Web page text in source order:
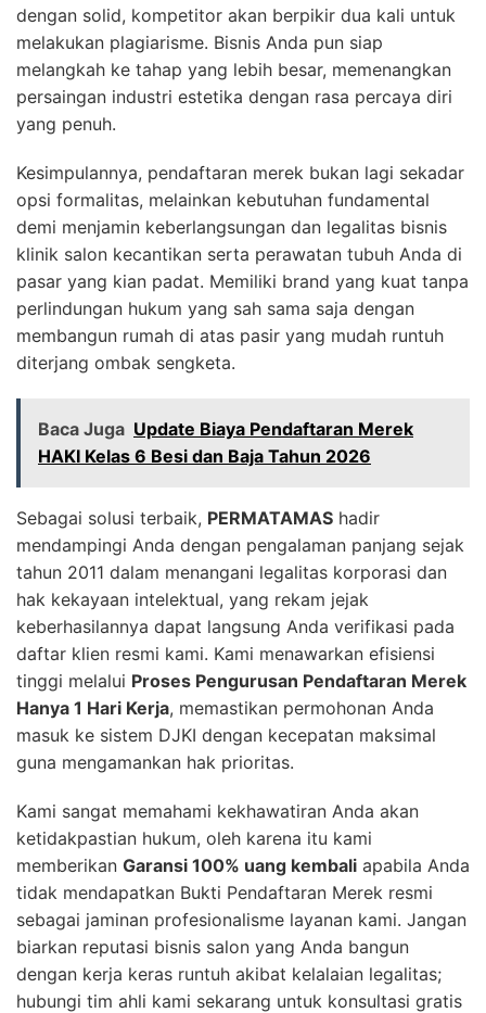
dengan solid, kompetitor akan berpikir dua kali untuk
melakukan plagiarisme. Bisnis Anda pun siap
melangkah ke tahap yang lebih besar, memenangkan
persaingan industri estetika dengan rasa percaya diri
yang penuh.
Kesimpulannya, pendaftaran merek bukan lagi sekadar
opsi formalitas, melainkan kebutuhan fundamental
demi menjamin keberlangsungan dan legalitas bisnis
klinik salon kecantikan serta perawatan tubuh Anda di
pasar yang kian padat. Memiliki brand yang kuat tanpa
perlindungan hukum yang sah sama saja dengan
membangun rumah di atas pasir yang mudah runtuh
diterjang ombak sengketa.
Baca Juga Update Biaya Pendaftaran Merek
HAKI Kelas 6 Besi dan Baja Tahun 2026
Sebagai solusi terbaik, PERMATAMAS hadir
mendampingi Anda dengan pengalaman panjang sejak
tahun 2011 dalam menangani legalitas korporasi dan
hak kekayaan intelektual, yang rekam jejak
keberhasilannya dapat langsung Anda verifikasi pada
daftar klien resmi kami. Kami menawarkan efisiensi
tinggi melalui Proses Pengurusan Pendaftaran Merek
Hanya 1 Hari Kerja, memastikan permohonan Anda
masuk ke sistem DJKI dengan kecepatan maksimal
guna mengamankan hak prioritas.
Kami sangat memahami kekhawatiran Anda akan
ketidakpastian hukum, oleh karena itu kami
memberikan Garansi 100% uang kembali apabila Anda
tidak mendapatkan Bukti Pendaftaran Merek resmi
sebagai jaminan profesionalisme layanan kami. Jangan
biarkan reputasi bisnis salon yang Anda bangun
dengan kerja keras runtuh akibat kelalaian legalitas;
hubungi tim ahli kami sekarang untuk konsultasi gratis